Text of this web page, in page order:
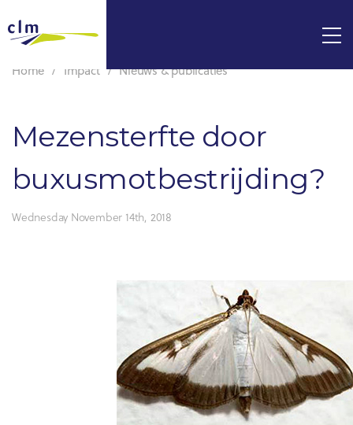
Home Impact Nieuws & publicaties
Mezensterfte door
buxusmotbestrijding?
Wednesday November 14th, 2018